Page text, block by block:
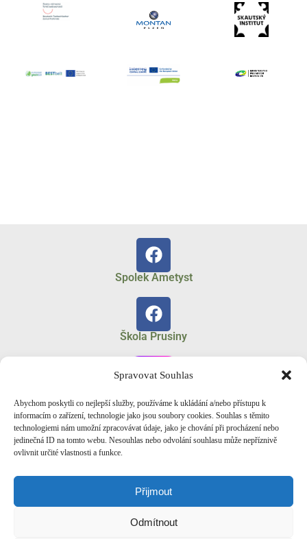
Spravovat Souhlas
Abychom poskytli co nejlepší služby, používáme k ukládání a/nebo přístupu k
informacím o zařízení, technologie jako jsou soubory cookies. Souhlas s těmito
technologiemi nám umožní zpracovávat údaje, jako je chování při procházení nebo
jedinečná ID na tomto webu. Nesouhlas nebo odvolání souhlasu může nepříznivě
ovlivnit určité vlastnosti a funkce.
Přijmout
Odmítnout
Spolek Ametyst
Škola Prusiny
Spolek Ametyst
Fotogalerie Zonerama